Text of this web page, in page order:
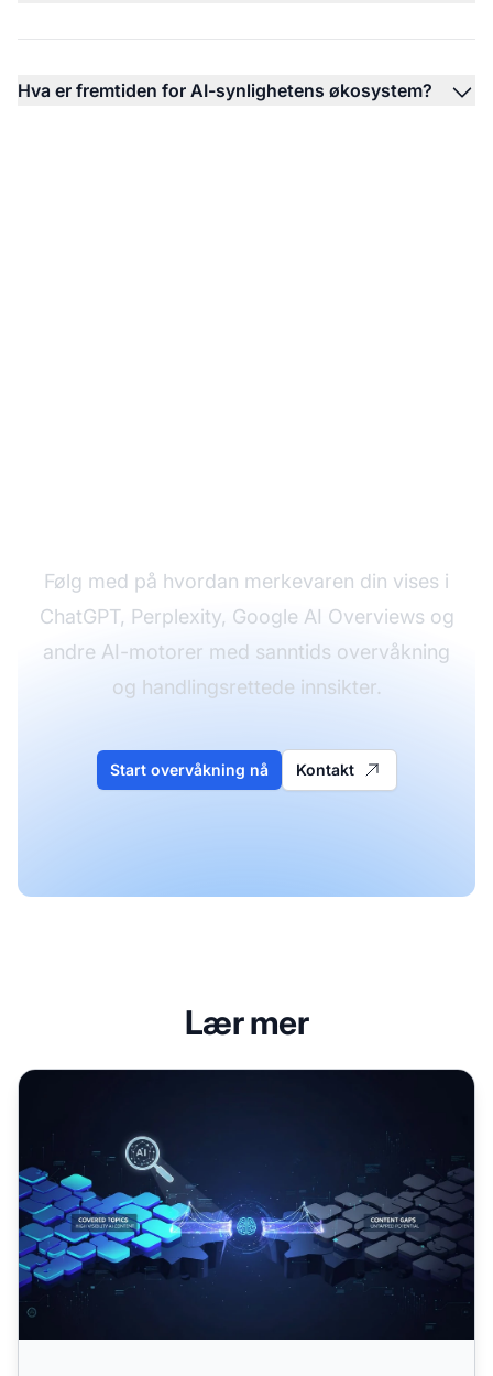
Hva er fremtiden for AI-synlighetens økosystem?
Følg med på hvordan merkevaren din vises i
ChatGPT, Perplexity, Google AI Overviews og
andre AI-motorer med sanntids overvåkning
og handlingsrettede innsikter.
Start overvåkning nå Kontakt
Lær mer
Identifisere innholdsgap for AI-synlighet